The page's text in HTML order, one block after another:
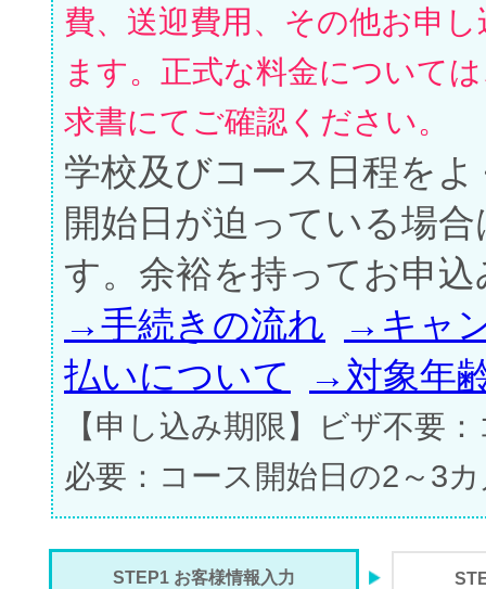
費、送迎費用、その他お申
ます。正式な料金について
求書にてご確認ください。
学校及びコース日程を
開始日が迫っている場
す。余裕を持ってお申
→手続きの流れ
→キャ
払いについて
→対象年
【申し込み期限】ビザ不要
必要：コース開始日の2～3
STEP1 お客様情報入力